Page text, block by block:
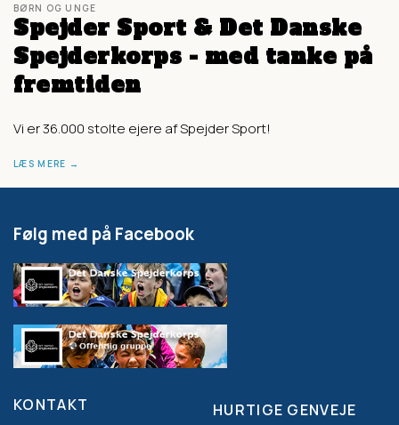
BØRN OG UNGE
Spejder Sport & Det Danske
Spejderkorps - med tanke på
fremtiden
Vi er 36.000 stolte ejere af Spejder Sport!
LÆS MERE
Følg med på Facebook
KONTAKT
HURTIGE GENVEJE